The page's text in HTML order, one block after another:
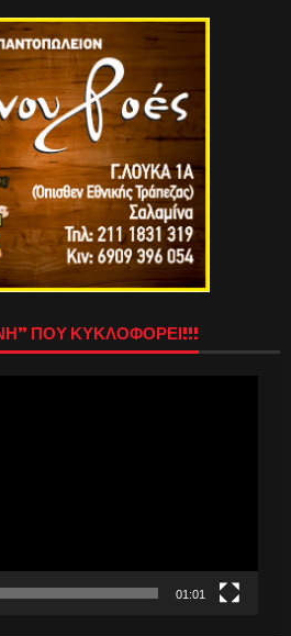
ΠΟΥ ΚΥΚΛΟΦΟΡΕΙ!!!
01:01